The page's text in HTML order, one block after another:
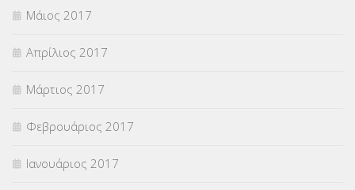
Μάιος 2017
Απρίλιος 2017
Μάρτιος 2017
Φεβρουάριος 2017
Ιανουάριος 2017